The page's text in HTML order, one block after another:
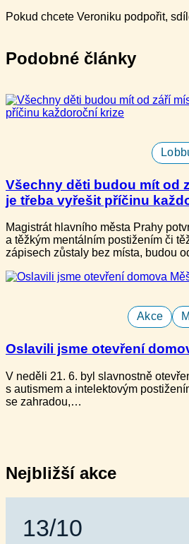
Pokud chcete Veroniku podpořit,
Podobné články
Všechny děti budou mít od
je třeba vyřešit příčinu
Magistrát hlavního města Prahy
a těžkým mentálním postižením či
zápisech zůstaly bez místa, budou
Akce
Oslavili jsme otevření
V neděli ​21. 6. b​yl slavnostně
s autismem a intelektovým
se zahradou,…
Nejbližší akce
13/10